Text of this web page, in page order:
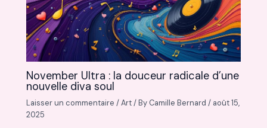
November Ultra : la douceur radicale d’une
nouvelle diva soul
Laisser un commentaire /Art/ By Camille Bernard/ août 15,
2025